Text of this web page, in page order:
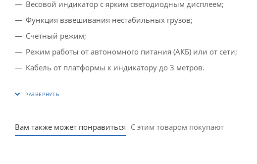
Весовой индикатор с ярким светодиодным дисплеем;
Функция взвешивания нестабильных грузов;
Счетный режим;
Режим работы от автономного питания (АКБ) или от сети;
Кабель от платформы к индикатору до 3 метров.
Вам также может понравиться С этим товаром покупают